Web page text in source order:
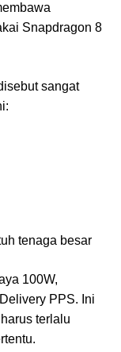
Snapdragon 8
sangat
tenaga besar
100W,
PPS. Ini
terlalu